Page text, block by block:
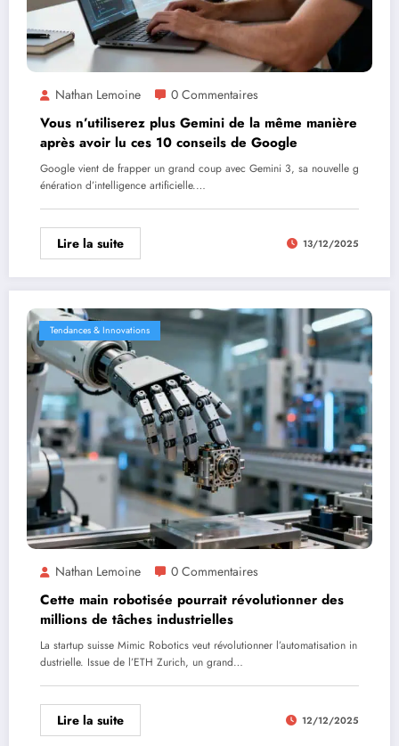
Nathan Lemoine 0 Commentaires
Vous n’utiliserez plus Gemini de la même manière
après avoir lu ces 10 conseils de Google
Google vient de frapper un grand coup avec Gemini 3, sa nouvelle g
énération d’intelligence artificielle.…
Lire la suite 13/12/2025
Tendances & Innovations
Nathan Lemoine 0 Commentaires
Cette main robotisée pourrait révolutionner des
millions de tâches industrielles
La startup suisse Mimic Robotics veut révolutionner l’automatisation in
dustrielle. Issue de l’ETH Zurich, un grand…
Lire la suite 12/12/2025